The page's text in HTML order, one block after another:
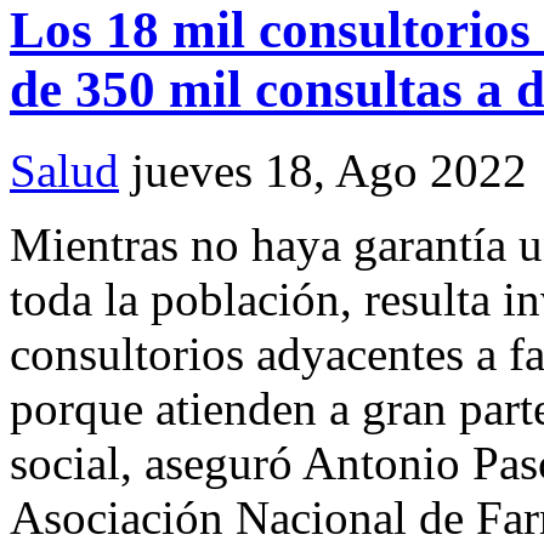
Los 18 mil
de 350 mil consultas a
Salud jueves 18, Ago 2022
Mientras no haya garantía
toda la población, resulta
consultorios adyacentes a
porque atienden a gran
social, aseguró Antonio
Asociación Nacional de